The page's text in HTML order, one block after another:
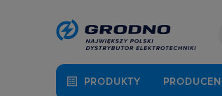
PRODUKTY